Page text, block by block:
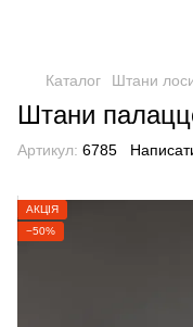
Каталог Штани
Штани
Артикул: 6785
АКЦІЯ
−50%